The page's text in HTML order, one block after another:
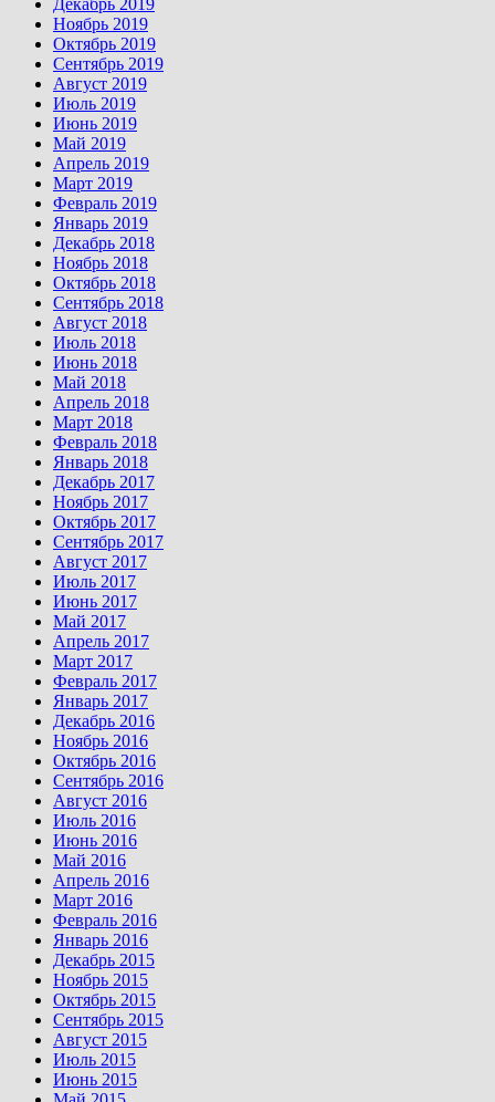
Декабрь 2019
Ноябрь 2019
Октябрь 2019
Сентябрь 2019
Август 2019
Июль 2019
Июнь 2019
Май 2019
Апрель 2019
Март 2019
Февраль 2019
Январь 2019
Декабрь 2018
Ноябрь 2018
Октябрь 2018
Сентябрь 2018
Август 2018
Июль 2018
Июнь 2018
Май 2018
Апрель 2018
Март 2018
Февраль 2018
Январь 2018
Декабрь 2017
Ноябрь 2017
Октябрь 2017
Сентябрь 2017
Август 2017
Июль 2017
Июнь 2017
Май 2017
Апрель 2017
Март 2017
Февраль 2017
Январь 2017
Декабрь 2016
Ноябрь 2016
Октябрь 2016
Сентябрь 2016
Август 2016
Июль 2016
Июнь 2016
Май 2016
Апрель 2016
Март 2016
Февраль 2016
Январь 2016
Декабрь 2015
Ноябрь 2015
Октябрь 2015
Сентябрь 2015
Август 2015
Июль 2015
Июнь 2015